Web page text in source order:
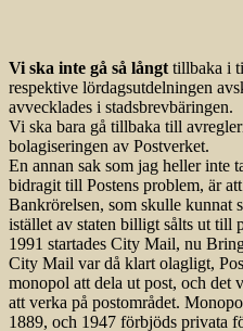
Vi ska inte gå så långt tillbaka i
respektive lördagsutdelningen
avvecklades i stadsbrevbäringen.
Vi ska bara gå tillbaka till
bolagiseringen av Postverket.
En annan sak som jag heller inte
bidragit till Postens problem, är
Bankrörelsen, som skulle kunnat
istället av staten billigt sålts ut till
1991 startades City Mail, nu
City Mail var då klart olagligt,
monopol att dela ut post, och det
att verka på postområdet.
1889, och 1947 förbjöds privata